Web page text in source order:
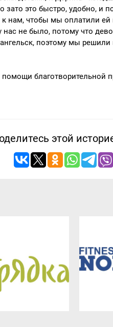
зато это быстро, удобно, и
нам, чтобы мы оплатили ей
не было, потому что
поэтому мы
благотворительной
этой